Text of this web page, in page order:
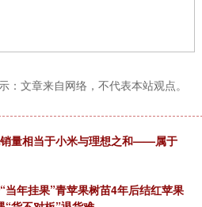
：文章来自网络，不代表本站观点。
量相当于小米与理想之和——属于
当年挂果”青苹果树苗4年后结红苹果